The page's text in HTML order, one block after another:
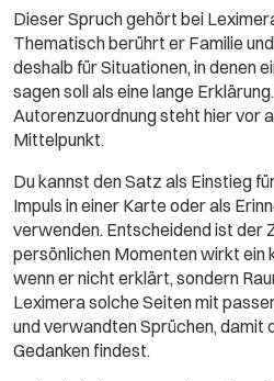
Dieser Spruch gehört bei
Thematisch berührt er Familie
deshalb für Situationen, in denen
sagen soll als eine lange
Autorenzuordnung steht hier vor
Mittelpunkt.
Du kannst den Satz als Einstieg
Impuls in einer Karte oder als
verwenden. Entscheidend ist der
persönlichen Momenten wirkt ein
wenn er nicht erklärt, sondern
Leximera solche Seiten mit
und verwandten Sprüchen, damit
Gedanken findest.